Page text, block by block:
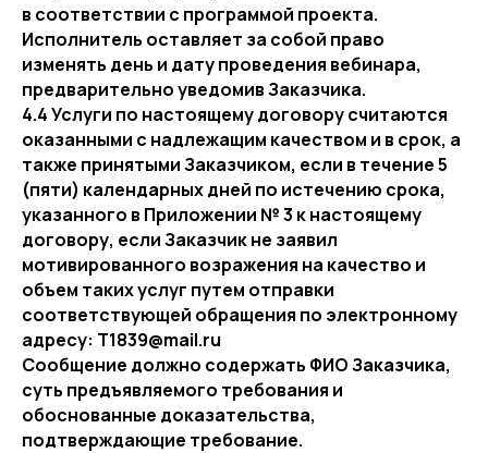
в соответствии с программой проекта.
Исполнитель оставляет за собой право
изменять день и дату проведения вебинара,
предварительно уведомив Заказчика.
4.4 Услуги по настоящему договору считаются
оказанными с надлежащим качеством и в срок, а
также принятыми Заказчиком, если в течение 5
(пяти) календарных дней по истечению срока,
указанного в Приложении № 3 к настоящему
договору, если Заказчик не заявил
мотивированного возражения на качество и
объем таких услуг путем отправки
соответствующей обращения по электронному
адресу: T1839@mail.ru
Сообщение должно содержать ФИО Заказчика,
суть предъявляемого требования и
обоснованные доказательства,
подтверждающие требование.